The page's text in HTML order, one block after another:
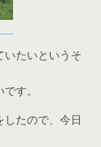
いたいというそ
す。
たので、今日